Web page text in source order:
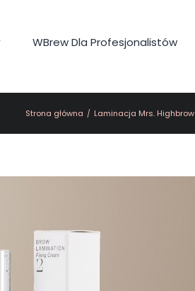
WBrew Dla Profesjonalistów
Strona główna Laminacja Mrs. Highbrow